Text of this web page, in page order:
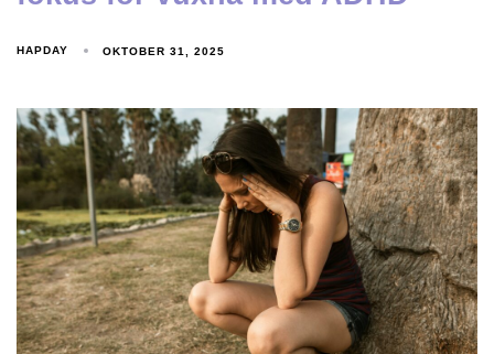
HAPDAY OKTOBER 31, 2025